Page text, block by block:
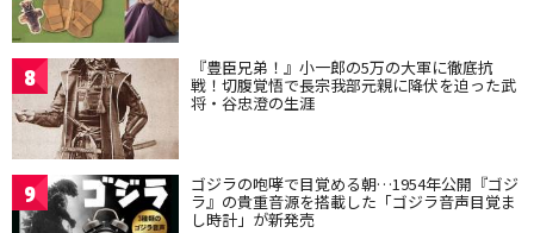
8 『豊臣兄弟！』小一郎の5万の大軍に徹底抗
戦！切腹覚悟で長宗我部元親に降伏を迫った武
将・谷忠澄の生涯
9 ゴジラの咆哮で目覚める朝…1954年公開『ゴジ
ラ』の貴重音源を搭載した「ゴジラ音声目覚ま
し時計」が新発売